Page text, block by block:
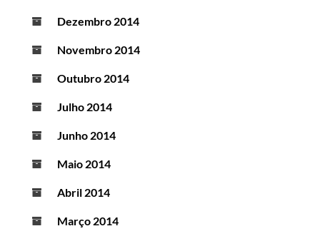
Dezembro 2014
Novembro 2014
Outubro 2014
Julho 2014
Junho 2014
Maio 2014
Abril 2014
Março 2014